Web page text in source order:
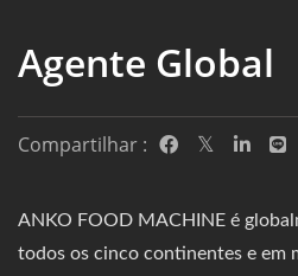
Agente Global
Compartilhar :
ANKO FOOD MACHINE é
todos os cinco continentes e em